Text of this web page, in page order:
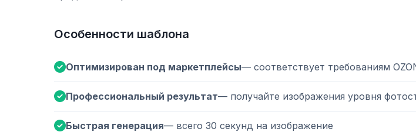
Особенности шаблона
Оптимизирован под маркетплейсы— соответствует требованиям
Профессиональный результат— получайте изображения уровня
Быстрая генерация— всего 30 секунд на изображение